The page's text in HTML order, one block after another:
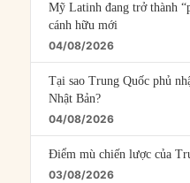
Mỹ Latinh đang trở thành
cánh hữu mới
04/08/2026
Tại sao Trung Quốc phủ
Nhật Bản?
04/08/2026
Điểm mù chiến lược của
03/08/2026